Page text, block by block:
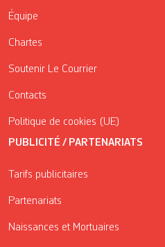
Équipe
Chartes
Soutenir Le Courrier
Contacts
Politique de cookies (UE)
PUBLICITÉ / PARTENARIATS
Tarifs publicitaires
Partenariats
Naissances et Mortuaires